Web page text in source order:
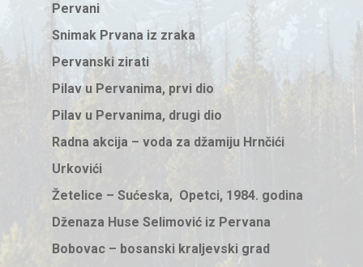
Pervani
Snimak Prvana iz zraka
Pervanski zirati
Pilav u Pervanima, prvi dio
Pilav u Pervanima, drugi dio
Radna akcija – voda za džamiju Hrnčići
Urkovići
Žetelice – Sućeska, Opetci, 1984. godina
Dženaza Huse Selimović iz Pervana
Bobovac – bosanski kraljevski grad